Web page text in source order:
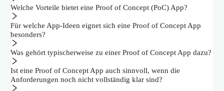
Welche Vorteile bietet eine Proof of Concept (PoC) App?
Für welche App-Ideen eignet sich eine Proof of Concept App
besonders?
Was gehört typischerweise zu einer Proof of Concept App dazu?
Ist eine Proof of Concept App auch sinnvoll, wenn die
Anforderungen noch nicht vollständig klar sind?